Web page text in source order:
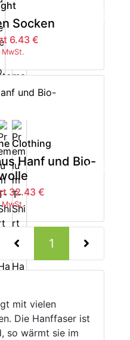
Socken
6.43 €
MwSt.
-35%
Clothing
Hanf und Bio-
32.43 €
MwSt.
-35%
1 (current)
mit vielen
Die Hanffaser ist
so wärmt sie im